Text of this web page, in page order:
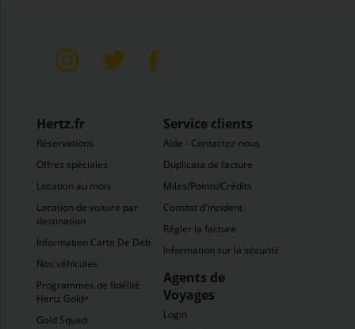
Hertz.fr
Réservations
Offres spéciales
Location au mois
Location de voiture par
destination
Information Carte De Debit
Nos véhicules
Programmes de fidélité
Hertz Gold+
Gold Squad
Service clients
Aide - Contactez-nous
Duplicata de facture
Miles/Points/Crédits
Constat d'incident
Régler la facture
Information sur la sécurité
Agents de
Voyages
Login